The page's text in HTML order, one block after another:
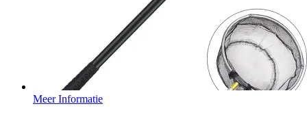
Meer Informatie